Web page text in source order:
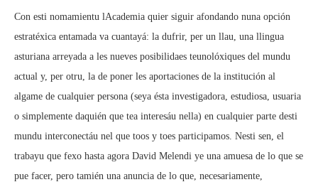
Con esti nomamientu lAcademia quier siguir afondando nuna opción
estratéxica entamada va cuantayá: la dufrir, per un llau, una llingua
asturiana arreyada a les nueves posibilidaes teunolóxiques del mundu
actual y, per otru, la de poner les aportaciones de la institución al
algame de cualquier persona (seya ésta investigadora, estudiosa, usuaria
o simplemente daquién que tea interesáu nella) en cualquier parte desti
mundu interconectáu nel que toos y toes participamos. Nesti sen, el
trabayu que fexo hasta agora David Melendi ye una amuesa de lo que se
pue facer, pero tamién una anuncia de lo que, necesariamente,